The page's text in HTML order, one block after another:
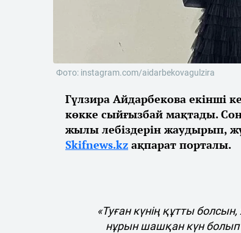
Фото: instagram.com/aidarbekovagulzira
Гүлзира Айдарбекова екінші
көкке сыйғызбай мақтады.
жылы лебіздерін жаудырып,
Skifnews.kz ақпарат порталы.
«Туған күнің құтты
нұрын шашқан күн болып